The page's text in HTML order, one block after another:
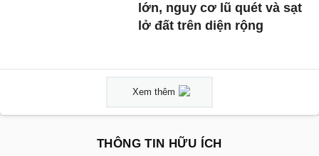
lớn, nguy cơ lũ quét và sạt
lở đất trên diện rộng
Xem thêm
THÔNG TIN HỮU ÍCH